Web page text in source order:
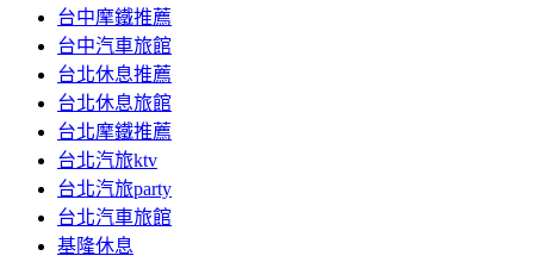
台中摩鐵推薦
台中汽車旅館
台北休息推薦
台北休息旅館
台北摩鐵推薦
台北汽旅ktv
台北汽旅party
台北汽車旅館
基隆休息